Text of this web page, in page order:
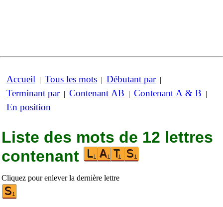
Accueil | Tous les mots | Débutant par|
Terminant par| Contenant AB | Contenant A & B |
En position
Liste des mots de 12 lettres
contenant
Cliquez pour enlever la dernière lettre